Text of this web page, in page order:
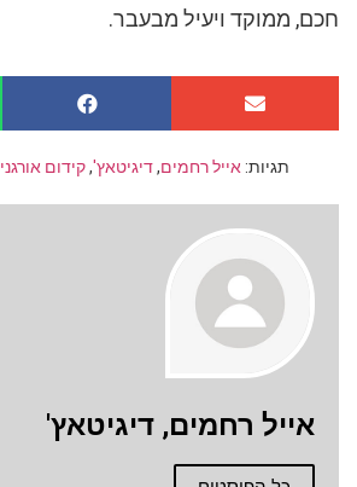
חכם, ממוקד ויעיל מבעבר.
תגיות: אייל רחמים,דיגיטאץ',קידום אורגני
אייל רחמים, דיגיטאץ'